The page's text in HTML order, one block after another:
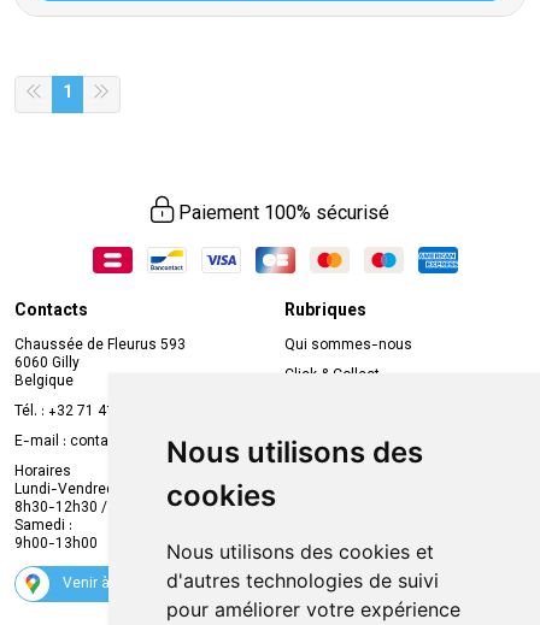
Nous utilisons des
cookies
Nous utilisons des cookies et
d'autres technologies de suivi
pour améliorer votre expérience
1
Paiement 100% sécurisé
Contacts
Chaussée de Fleurus 593
6060 Gilly
Belgique
Tél. : +32 71 41 32 10
E-mail : contact
mvapharma.be
Horaires
Lundi-Vendredi :
8h30-12h30 / 13h30-18h30
Samedi :
9h00-13h00
Venir à la pharmacie
Rubriques
Qui sommes-nous
Click & Collect
Compte professionnel
Envoi d’ordonnance
Suivez-nous